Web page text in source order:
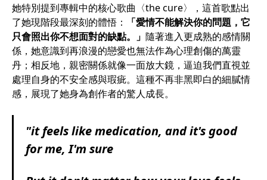
她特別提到專輯中的核心歌曲〈the cure〉，這首歌點出
了她現階段最深刻的體悟：
「愛情不能解決你的問題，它
只會照出你不想面對的缺點。」 隨著進入更成熟的感情關
係，她意識到再浪漫的戀愛也無法作為心理創傷的萬靈
丹；相反地，親密關係就像一面放大鏡，逼迫我們直視並
處理自身的不安全感與瑕疵。這種不再非黑即白的細膩情
感，展現了她身為創作者的驚人成長。
"it feels like medication, and it's good
for me, I'm sure